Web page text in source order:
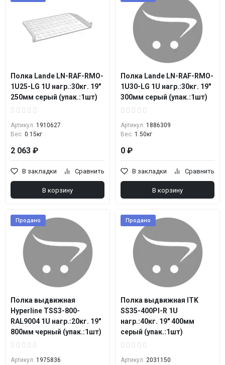
Полка Lande LN-RAF-RMO-
1U25-LG 1U нагр.:30кг. 19"
250мм серый (упак.:1шт)
Артикул: 1910627
Вес: 0.15кг
2 063 ₽
В закладки Сравнить
В корзину
Полка Lande LN-RAF-RMO-
1U30-LG 1U нагр.:30кг. 19"
300мм серый (упак.:1шт)
Артикул: 1886309
Вес: 1.50кг
0 ₽
В закладки Сравнить
В корзину
Продано
Полка выдвижная
Hyperline TSS3-800-
RAL9004 1U нагр.:20кг. 19"
800мм черный (упак.:1шт)
Артикул: 1975836
Продано
Полка выдвижная ITK
SS35-400PI-R 1U
нагр.:40кг. 19" 400мм
серый (упак.:1шт)
Артикул: 2031150